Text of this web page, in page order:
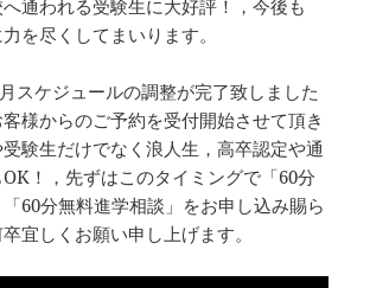
通われる受験生に大好評！，今後も
を尽くしてまいります。
スケジュールの調整が完了致しました
様からのご予約を受付開始させて頂き
験生だけでなく浪人生，高卒認定や通
！，先ずはこのタイミングで「60分
60分無料進学相談」をお申し込み賜ら
宜しくお願い申し上げます。